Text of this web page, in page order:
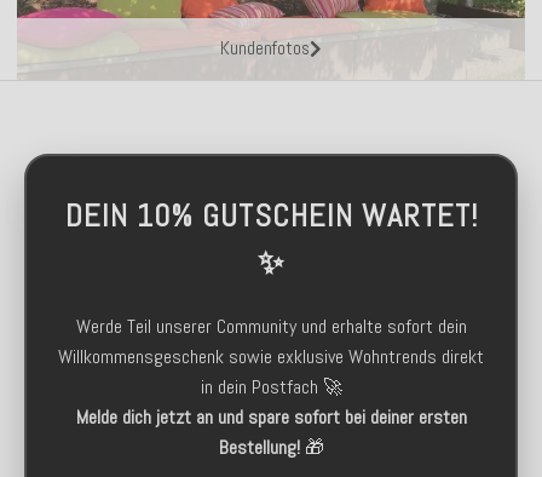
Kundenfotos
DEIN 10% GUTSCHEIN WARTET!
✨
Werde Teil unserer Community und erhalte sofort dein
Willkommensgeschenk sowie exklusive Wohntrends direkt
in dein Postfach 🚀
Melde dich jetzt an und spare sofort bei deiner ersten
Bestellung!🎁